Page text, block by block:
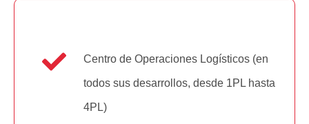
Centro de Operaciones Logísticos (en
todos sus desarrollos, desde 1PL hasta
4PL)